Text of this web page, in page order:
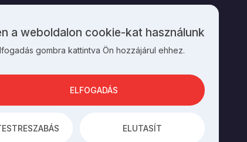
KAPCSOLAT
a weboldalon cookie-kat használunk
gombra kattintva Ön hozzájárul ehhez.
ELUTASÍT
ELFOGADÁS